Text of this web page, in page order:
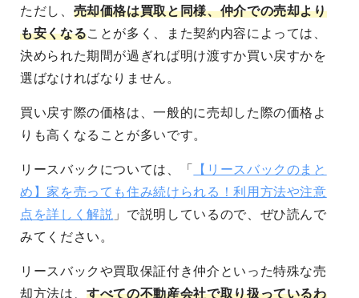
ただし、 売却価格は買取と同様、仲介での売却より
も安くなることが多く、また契約内容によっては、
決められた期間が過ぎれば明け渡すか買い戻すかを
選ばなければなりません。
買い戻す際の価格は、一般的に売却した際の価格よ
りも高くなることが多いです。
リースバックについては、「
【リースバックのまと
め】家を売っても住み続けられる！利用方法や注意
点を詳しく解説 」で説明しているので、ぜひ読んで
みてください。
リースバックや買取保証付き仲介といった特殊な売
却方法は、すべての不動産会社で取り扱っているわ